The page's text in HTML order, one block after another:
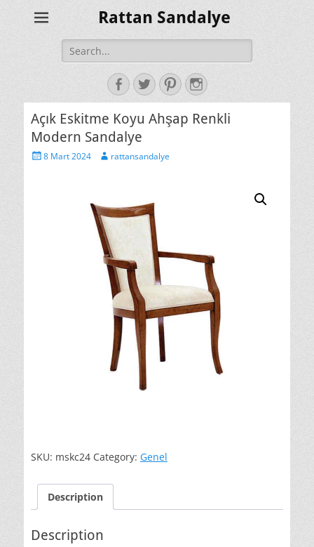
Rattan Sandalye
Search
for:
Facebook
TwitterPinterestInstagram
Açık Eskitme Koyu Ahşap Renkli
Modern Sandalye
Posted8 Mart 2024 Authorrattansandalye
SKU: mskc24 Category: Genel
Description
Description